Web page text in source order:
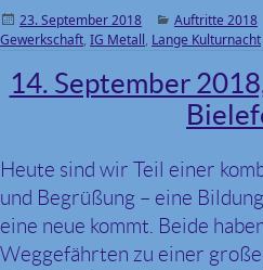
Veröffentlicht
am
23. September 2018 Kategorien
Auftritte 2018
Gewerkschaft, IG Metall, Lange Kulturnacht
14. September
Heute sind wir Teil einer
und Begrüßung – eine
eine neue kommt. Beide
Weggefährten zu einer